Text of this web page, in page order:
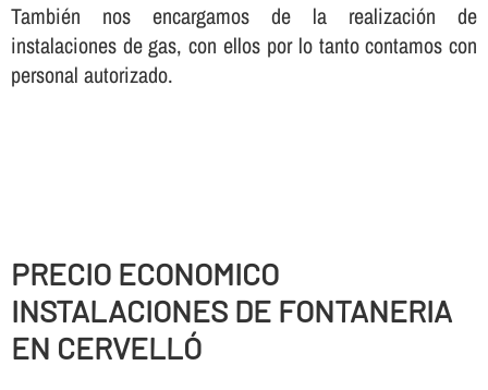
También nos encargamos de la realización de
instalaciones de gas, con ellos por lo tanto contamos con
personal autorizado.
PRECIO ECONOMICO
INSTALACIONES DE FONTANERIA
EN CERVELLÓ